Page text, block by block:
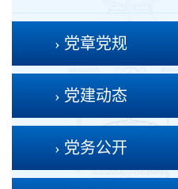
› 党章党规
› 党建动态
› 党务公开